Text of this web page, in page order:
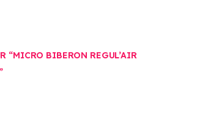
“MICRO BIBERON REGUL’AIR